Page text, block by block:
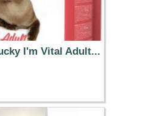
I'm Vital Adult...
€